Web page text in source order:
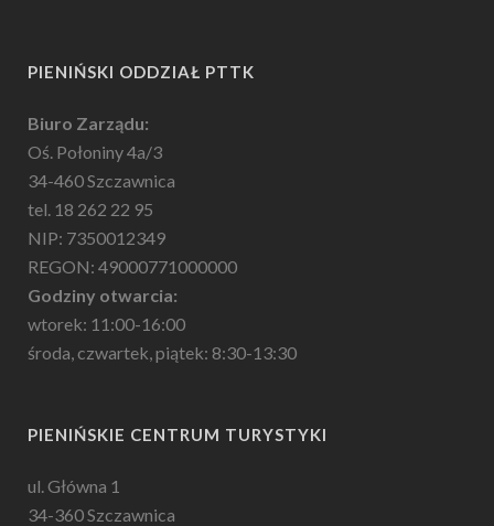
PIENIŃSKI ODDZIAŁ PTTK
Biuro Zarządu:
Oś. Połoniny 4a/3
34-460 Szczawnica
tel. 18 262 22 95
NIP: 7350012349
REGON: 49000771000000
Godziny otwarcia:
wtorek: 11:00-16:00
środa, czwartek, piątek: 8:30-13:30
PIENIŃSKIE CENTRUM TURYSTYKI
ul. Główna 1
34-360 Szczawnica